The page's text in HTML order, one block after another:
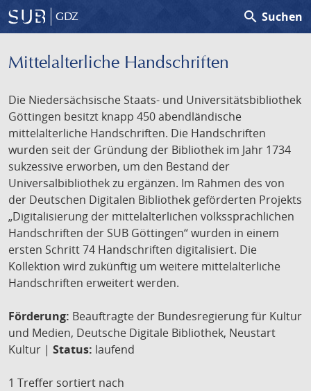
GDZ search Suchen
Mittelalterliche Handschriften
Die Niedersächsische Staats- und Universitätsbibliothek
Göttingen besitzt knapp 450 abendländische
mittelalterliche Handschriften. Die Handschriften
wurden seit der Gründung der Bibliothek im Jahr 1734
sukzessive erworben, um den Bestand der
Universalbibliothek zu ergänzen. Im Rahmen des von
der Deutschen Digitalen Bibliothek geförderten Projekts
„Digitalisierung der mittelalterlichen volkssprachlichen
Handschriften der SUB Göttingen“ wurden in einem
ersten Schritt 74 Handschriften digitalisiert. Die
Kollektion wird zukünftig um weitere mittelalterliche
Handschriften erweitert werden.
Förderung: Beauftragte der Bundesregierung für Kultur
und Medien, Deutsche Digitale Bibliothek, Neustart
Kultur | Status: laufend
1 Treffer sortiert nach